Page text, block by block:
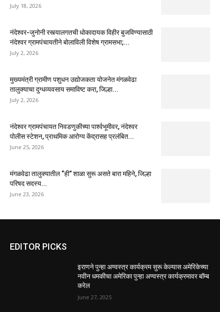
July 18, 2026
नंदेश्वर-जुनोनी रस्त्यालगतची धोकादायक विहीर बुजविण्यासाठी
नंदेश्वर ग्रामपंचायतीने बोलाविली विशेष ग्रामसभा;...
July 2, 2026
मुख्यमंत्री ग्रामीण पशुधन उद्योजकता योजनेत मंगळवेढा
तालुक्याचा दुग्धव्यवसाय समाविष्ट करा, जिल्हा...
July 2, 2026
नंदेश्वर ग्रामपंचायत निवडणुकीच्या पार्श्वभूमीवर, नंदेश्वर
पोलीस स्टेशन, प्राथमिक आरोग्य केंद्रासह प्रलंबित...
June 25, 2026
मंगळवेढा तालुक्यातील “ही” शाळा सुरू असते बारा महिने, जिल्हा
परिषद सदस्य...
June 23, 2026
EDITOR PICKS
इराणने पुन्हा अण्वस्त्र कार्यक्रम सुरू केल्यास अमेरिकेच्या
नवीन धमकीचा अमेरिका पुन्हा अण्वस्त्र कार्यक्रमावर बॉम्ब
करेल
June 27, 2025